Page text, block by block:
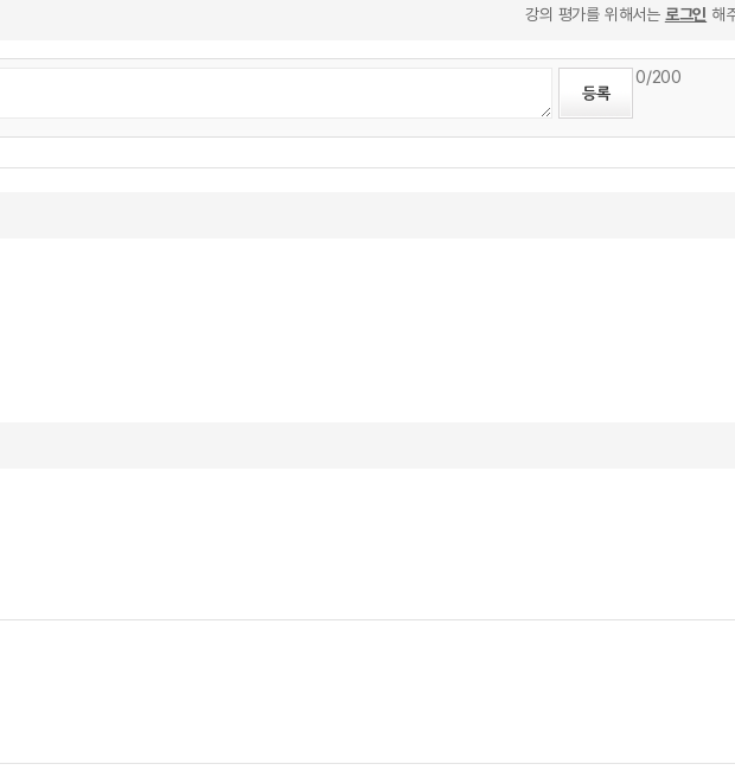
강의 평가를 위해서는 로그인 해
0/200